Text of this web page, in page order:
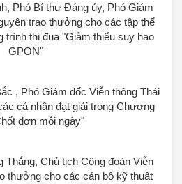
Phó Bí thư Đảng ủy, Phó Giám
trao thưởng cho các tập thể
trình thi đua "Giảm thiểu suy hao
GPON"
, Phó Giám đốc Viễn thông Thái
cá nhân đạt giải trong Chương
đơn mỗi ngày"
Chủ tịch Công đoàn Viễn
thưởng cho các cán bộ kỹ thuật